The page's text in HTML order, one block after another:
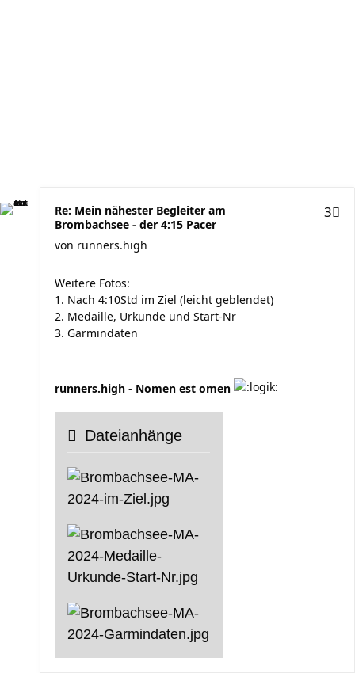
Re: Mein nähester Begleiter am
Brombachsee - der 4:15 Pacer
3
von runners.high
Weitere Fotos:
1. Nach 4:10Std im Ziel (leicht geblendet)
2. Medaille, Urkunde und Start-Nr
3. Garmindaten
runners.high - Nomen est omen
Dateianhänge